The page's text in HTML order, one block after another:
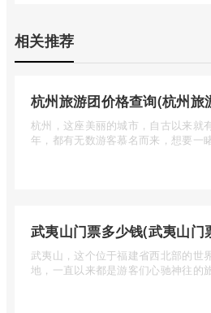
相关推荐
杭州旅游团价格查询(杭州旅
杭州，这座美丽的城市，自古以来就
年，都有无数游客慕名而来，想要一
武夷山门票多少钱(武夷山门
武夷山，这个位于福建省西北部的世
地，一直以来都是游客们心驰神往的